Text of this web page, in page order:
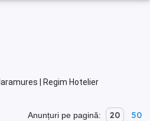
| Regim Hotelier
Anunțuri pe pagină: 20 50